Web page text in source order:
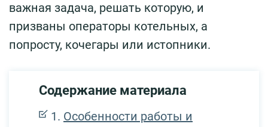
важная задача, решать которую, и
призваны операторы котельных, а
попросту, кочегары или истопники.
Содержание материала
Особенности работы и